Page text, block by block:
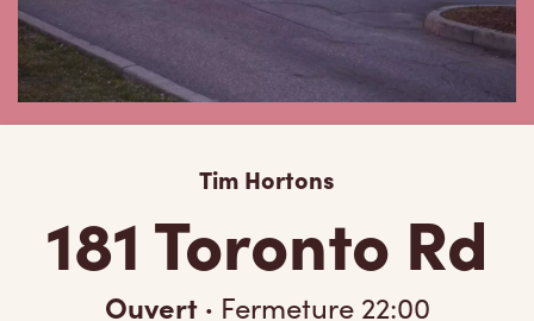
Tim Hortons
181 Toronto Rd
Ouvert · Fermeture 22:00